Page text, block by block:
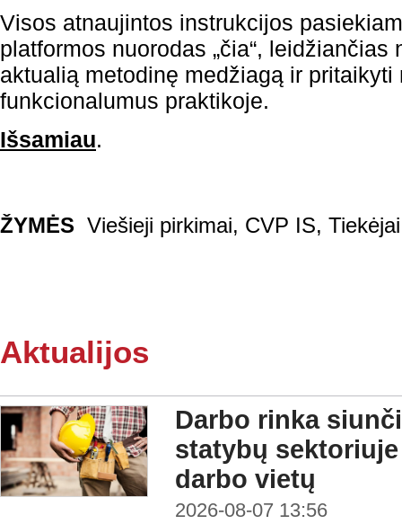
Visos atnaujintos instrukcijos
platformos nuorodas „čia“,
aktualią metodinę medžiagą ir
funkcionalumus praktikoje.
Išsamiau.
ŽYMĖS Viešieji pirkimai, CVP IS, Tiekėjai
Aktualijos
Darbo rinka
statybų
darbo vietų
2026-08-07 13:56